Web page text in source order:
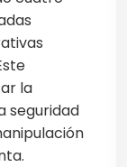
la
seguridad